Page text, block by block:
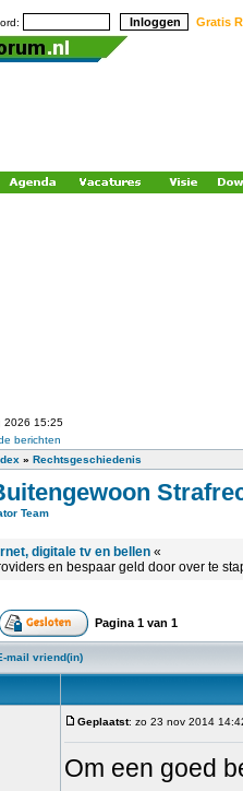
Gratis
2026 15:25
berichten
» Rechtsgeschiedenis
Team
digitale tv en bellen «
en bespaar geld door over te
Pagina 1 van 1
mail vriend(in)
Geplaatst: zo 23 nov 2014
Om een goed